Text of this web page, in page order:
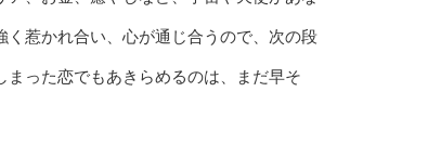
惹かれ合い、心が通じ合うので、次の段
った恋でもあきらめるのは、まだ早そ